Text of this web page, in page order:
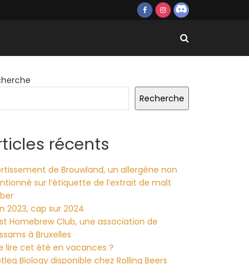
Recherche
récents
de Brouwland, un allergène non
sur l’étiquette de l’extrait de malt
2023, cap sur 2024
Homebrew Club, une association de
à Bruxelles
lire cet été en vacances ?
Biology disponible chez Rolling Beers